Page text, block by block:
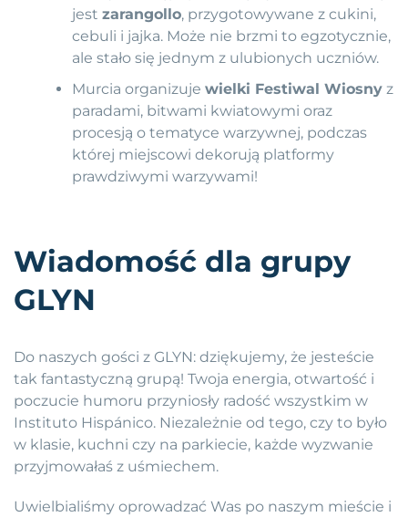
jestzarangollo, przygotowywane z cukini,
cebuli i jajka. Może nie brzmi to egzotycznie,
ale stało się jednym z ulubionych uczniów.
Murcia organizujewielki Festiwal Wiosny z
paradami, bitwami kwiatowymi oraz
procesją o tematyce warzywnej, podczas
której miejscowi dekorują platformy
prawdziwymi warzywami!
Wiadomość dla grupy
GLYN
Do naszych gości z GLYN: dziękujemy, że jesteście
tak fantastyczną grupą! Twoja energia, otwartość i
poczucie humoru przyniosły radość wszystkim w
Instituto Hispánico. Niezależnie od tego, czy to było
w klasie, kuchni czy na parkiecie, każde wyzwanie
przyjmowałaś z uśmiechem.
Uwielbialiśmy oprowadzać Was po naszym mieście i